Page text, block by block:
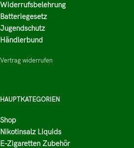
Widerrufsbelehrung
Batteriegesetz
Jugendschutz
Händlerbund
Vertrag widerrufen
HAUPTKATEGORIEN
Shop
Nikotinsalz Liquids
E-Zigaretten Zubehör